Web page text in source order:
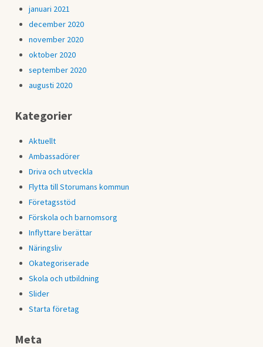
januari 2021
december 2020
november 2020
oktober 2020
september 2020
augusti 2020
Kategorier
Aktuellt
Ambassadörer
Driva och utveckla
Flytta till Storumans kommun
Företagsstöd
Förskola och barnomsorg
Inflyttare berättar
Näringsliv
Okategoriserade
Skola och utbildning
Slider
Starta företag
Meta